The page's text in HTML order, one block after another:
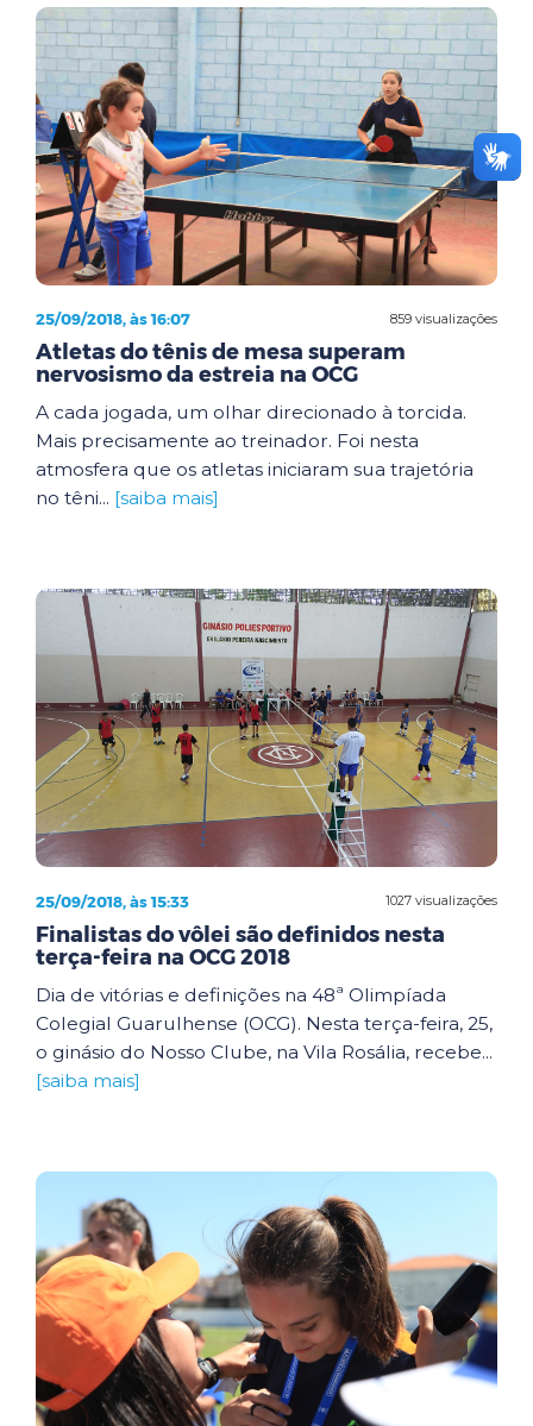
859 visualizações
25/09/2018, às 16:07
Atletas do tênis de mesa superam
nervosismo da estreia na OCG
A cada jogada, um olhar direcionado à torcida.
Mais precisamente ao treinador. Foi nesta
atmosfera que os atletas iniciaram sua trajetória
no têni... [saiba mais]
1027 visualizações
25/09/2018, às 15:33
Finalistas do vôlei são definidos nesta
terça-feira na OCG 2018
Dia de vitórias e definições na 48ª Olimpíada
Colegial Guarulhense (OCG). Nesta terça-feira, 25,
o ginásio do Nosso Clube, na Vila Rosália, recebe...
[saiba mais]